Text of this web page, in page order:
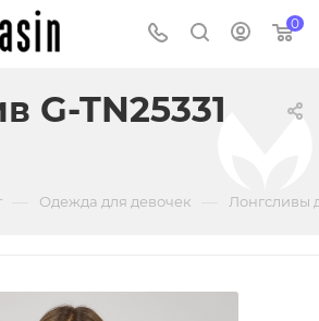
0
G-TN25331
Одежда для девочек Лонгсливы